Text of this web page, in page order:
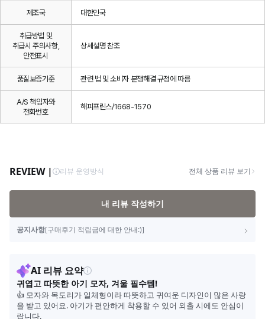
제조국 대한민국
취급방법 및
취급시 주의사항,
안전표시
상세설명 참조
품질보증기준 관련 법 및 소비자 분쟁해결 규정에 따름
A/S 책임자와
전화번호
해피프린스/1668-1570